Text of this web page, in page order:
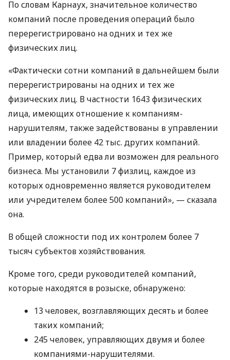
По словам Карнаух, значительное количество
компаний после проведения операций было
перерегистрировано на одних и тех же
физических лиц.
«Фактически сотни компаний в дальнейшем были
перерегистрированы на одних и тех же
физических лиц. В частности 1643 физических
лица, имеющих отношение к компаниям-
нарушителям, также задействованы в управлении
или владении более 42 тыс. других компаний.
Пример, который едва ли возможен для реального
бизнеса. Мы установили 7 физлиц, каждое из
которых одновременно является руководителем
или учредителем более 500 компаний», — сказала
она.
В общей сложности под их контролем более 7
тысяч субъектов хозяйствования.
Кроме того, среди руководителей компаний,
которые находятся в розыске, обнаружено:
13 человек, возглавляющих десять и более
таких компаний;
245 человек, управляющих двумя и более
компаниями-нарушителями.